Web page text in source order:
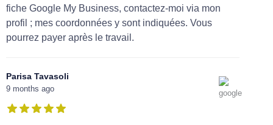
fiche Google My Business, contactez-moi via mon
profil ; mes coordonnées y sont indiquées. Vous
pourrez payer après le travail.
Parisa Tavasoli
9 months ago